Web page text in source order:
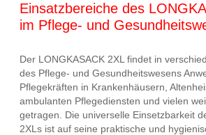
Einsatzbereiche des
im Pflege- und
Der LONGKASACK 2XL findet in
des Pflege- und Gesundheitswesens
Pflegekräften in Krankenhäusern,
ambulanten Pflegediensten und vielen
getragen. Die universelle Einsetzbarkeit
2XLs ist auf seine praktische und